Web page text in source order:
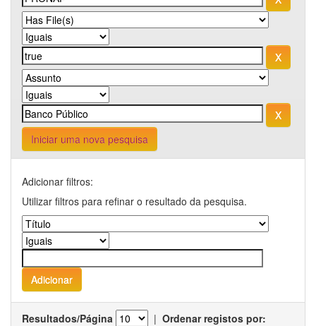
Iniciar uma nova pesquisa
Adicionar filtros:
Utilizar filtros para refinar o resultado da pesquisa.
Resultados/Página | Ordenar registos por: